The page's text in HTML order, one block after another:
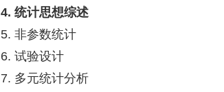
4. 统计思想综述
5. 非参数统计
6. 试验设计
7. 多元统计分析